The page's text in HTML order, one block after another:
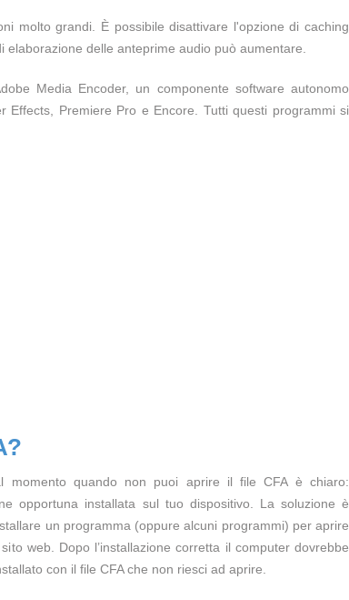
molto grandi. È possibile disattivare l'opzione di caching
elaborazione delle anteprime audio può aumentare.
Media Encoder, un componente software autonomo
Effects, Premiere Pro e Encore. Tutti questi programmi si
momento quando non puoi aprire il file CFA è chiaro:
opportuna installata sul tuo dispositivo. La soluzione è
un programma (oppure alcuni programmi) per aprire
web. Dopo l’installazione corretta il computer dovrebbe
con il file CFA che non riesci ad aprire.